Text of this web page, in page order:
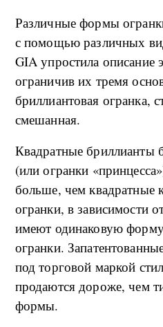
Различные формы
с помощью различных
GIA упростила описание
ограничив их тремя
бриллиантовая огранка,
смешанная.
Квадратные бриллианты
(или огранки
больше, чем квадратные
огранки, в зависимости
имеют одинаковую
огранки.
под торговой маркой
продаются дороже, чем
формы.